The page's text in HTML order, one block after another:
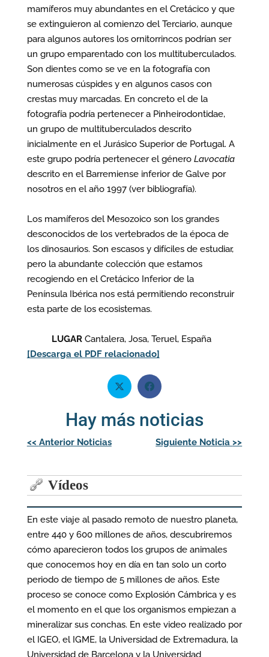
mamíferos muy abundantes en el Cretácico y que
se extinguieron al comienzo del Terciario, aunque
para algunos autores los ornitorrincos podrían ser
un grupo emparentado con los multituberculados.
Son dientes como se ve en la fotografía con
numerosas cúspides y en algunos casos con
crestas muy marcadas. En concreto el de la
fotografía podría pertenecer a Pinheirodontidae,
un grupo de multituberculados descrito
inicialmente en el Jurásico Superior de Portugal. A
este grupo podría pertenecer el género Lavocatia
descrito en el Barremiense inferior de Galve por
nosotros en el año 1997 (ver bibliografía).
Los mamíferos del Mesozoico son los grandes
desconocidos de los vertebrados de la época de
los dinosaurios. Son escasos y difíciles de estudiar,
pero la abundante colección que estamos
recogiendo en el Cretácico Inferior de la
Península Ibérica nos está permitiendo reconstruir
esta parte de los ecosistemas.
LUGARCantalera, Josa, Teruel, España
[Descarga el PDF relacionado]
Hay más noticias
Navegación
de
<< Anterior Noticias Siguiente Noticia >>
Vídeos
En este viaje al pasado remoto de nuestro planeta,
entre 440 y 600 millones de años, descubriremos
cómo aparecieron todos los grupos de animales
que conocemos hoy en día en tan solo un corto
periodo de tiempo de 5 millones de años. Este
proceso se conoce como Explosión Cámbrica y es
el momento en el que los organismos empiezan a
mineralizar sus conchas. En este video realizado por
el IGEO, el IGME, la Universidad de Extremadura, la
Universidad de Barcelona y la Universidad